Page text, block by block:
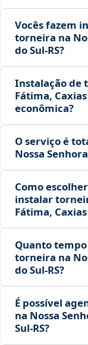
Vocês fazem
torneira na
do Sul‑RS?
Instalação de
Fátima,
econômica?
O serviço é
Nossa
Como
instalar
Fátima, Caxias
Quanto
torneira na
do Sul‑RS?
É possível
na Nossa
Sul‑RS?